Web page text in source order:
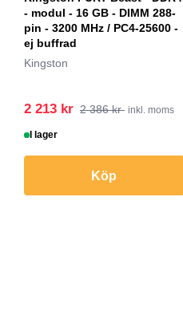
- modul - 16 GB - DIMM 288-
pin - 3200 MHz / PC4-25600 -
ej buffrad
Kingston
2 213 kr 2 386 kr inkl. moms
I lager
Köp